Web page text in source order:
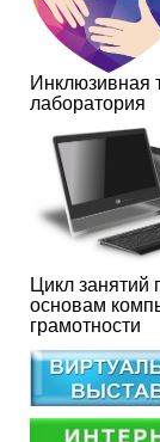
Инклюзивная
лаборатория
Цикл занятий
основам
грамотности